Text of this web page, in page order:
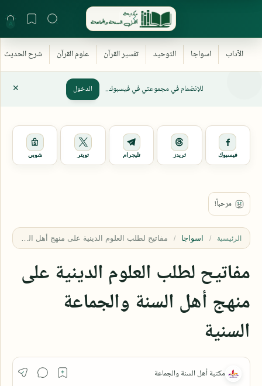
للإنضمام في مجموعتي في فيسبوك.. الدخول
فيسبوك ثريدز تليجرام تويتر شوبي
الرئيسية اسواجا
مفاتيح لطلب العلوم الدينية على
منهج أهل السنة والجماعة
السنية